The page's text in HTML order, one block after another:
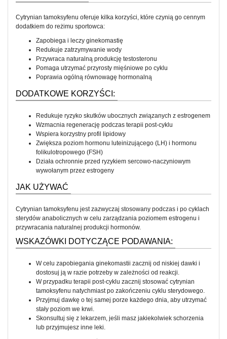
Cytrynian tamoksyfenu oferuje kilka korzyści, które czynią go cennym
dodatkiem do reżimu sportowca:
Zapobiega i leczy ginekomastię
Redukuje zatrzymywanie wody
Przywraca naturalną produkcję testosteronu
Pomaga utrzymać przyrosty mięśniowe po cyklu
Poprawia ogólną równowagę hormonalną
DODATKOWE KORZYŚCI:
Redukuje ryzyko skutków ubocznych związanych z estrogenem
Wzmacnia regenerację podczas terapii post-cyklu
Wspiera korzystny profil lipidowy
Zwiększa poziom hormonu luteinizującego (LH) i hormonu
folikulotropowego (FSH)
Działa ochronnie przed ryzykiem sercowo-naczyniowym
wywołanym przez estrogeny
JAK UŻYWAĆ
Cytrynian tamoksyfenu jest zazwyczaj stosowany podczas i po cyklach
sterydów anabolicznych w celu zarządzania poziomem estrogenu i
przywracania naturalnej produkcji hormonów.
WSKAZÓWKI DOTYCZĄCE PODAWANIA:
W celu zapobiegania ginekomastii zacznij od niskiej dawki i
dostosuj ją w razie potrzeby w zależności od reakcji.
W przypadku terapii post-cyklu zacznij stosować cytrynian
tamoksyfenu natychmiast po zakończeniu cyklu sterydowego.
Przyjmuj dawkę o tej samej porze każdego dnia, aby utrzymać
stały poziom we krwi.
Skonsultuj się z lekarzem, jeśli masz jakiekolwiek schorzenia
lub przyjmujesz inne leki.